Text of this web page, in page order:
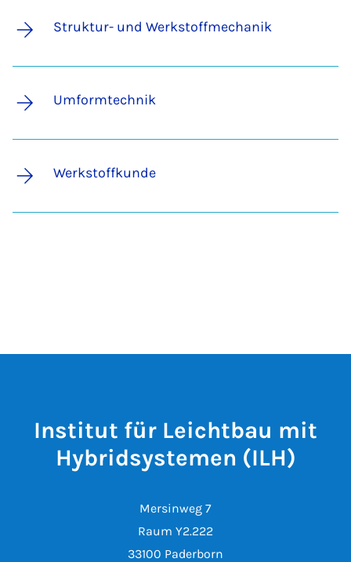
Struktur- und Werkstoffmechanik
Umformtechnik
Werkstoffkunde
Institut für Leichtbau mit
Hybridsystemen (ILH)
Mersinweg 7
Raum Y2.222
33100 Paderborn